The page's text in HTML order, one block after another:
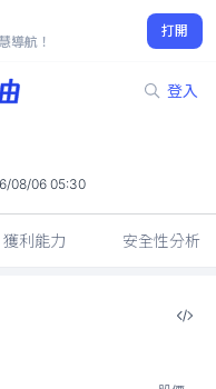
導航！
打開
登入
08/06 05:30
獲利能力 安全性分析